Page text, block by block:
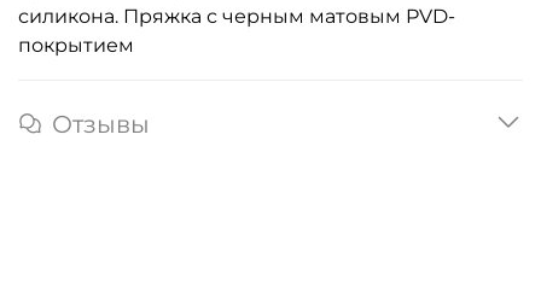
силикона. Пряжка с черным матовым PVD-
покрытием
Отзывы